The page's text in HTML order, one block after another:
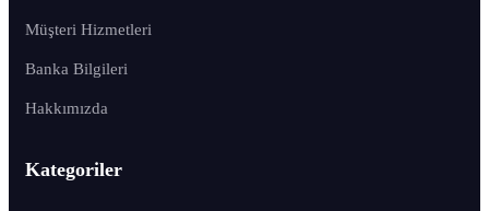
Müşteri Hizmetleri
Banka Bilgileri
Hakkımızda
Kategoriler